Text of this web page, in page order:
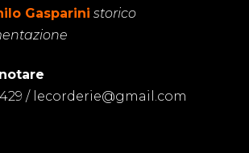
Gasparini storico
/ lecorderie@gmail.com